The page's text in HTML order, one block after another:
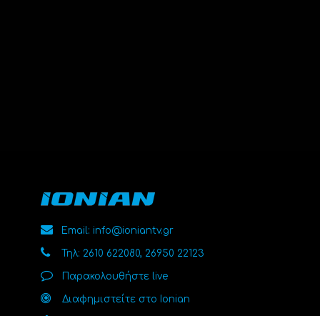
Email: info@ioniantv.gr
Τηλ: 2610 622080, 26950 22123
Παρακολουθήστε live
Διαφημιστείτε στο Ionian